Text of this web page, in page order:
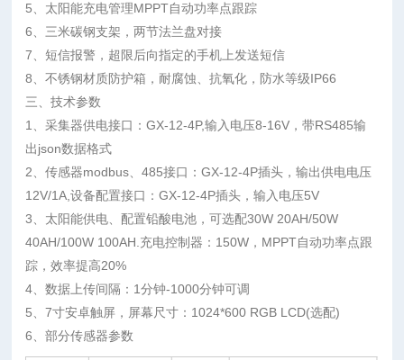
5、太阳能充电管理MPPT自动功率点跟踪
6、三米碳钢支架，两节法兰盘对接
7、短信报警，超限后向指定的手机上发送短信
8、不锈钢材质防护箱，耐腐蚀、抗氧化，防水等级IP66
三、技术参数
1、 采集器供电接口：GX-12-4P,输入电压8-16V，带RS485输
出json数据格式
2、传感器modbus、485接口：GX-12-4P插头，输出供电电压
12V/1A,设备配置接口：GX-12-4P插头，输入电压5V
3、太阳能供电、配置铅酸电池，可选配30W 20AH/50W
40AH/100W 100AH.充电控制器：150W，MPPT自动功率点跟
踪，效率提高20%
4、数据上传间隔：1分钟-1000分钟可调
5、7寸安卓触屏，屏幕尺寸：1024*600 RGB LCD(选配)
6、部分传感器参数